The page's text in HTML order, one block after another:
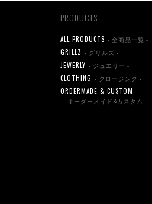
PRODUCTS
ALL PRODUCTS - 全商品一覧 -
GRILLZ - グリルズ -
JEWERLY - ジュエリー -
CLOTHING - クロージング -
ORDERMADE & CUSTOM
- オーダーメイド&カスタム -